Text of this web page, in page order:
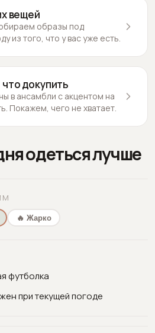
вещей
образы под
из того, что у вас уже есть.
докупить
в ансамбли с акцентом на
Покажем, чего не хватает.
одеться лучше
🔥 Жарко
футболка
при текущей погоде